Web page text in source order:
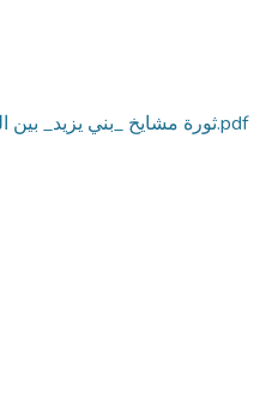
ثورة مشايخ _بني يزيد_ بين الرواية الشفهية والوثيقة التاريخية.pdf